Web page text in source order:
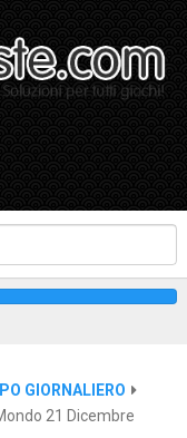
GIORNALIERO
21 Dicembre